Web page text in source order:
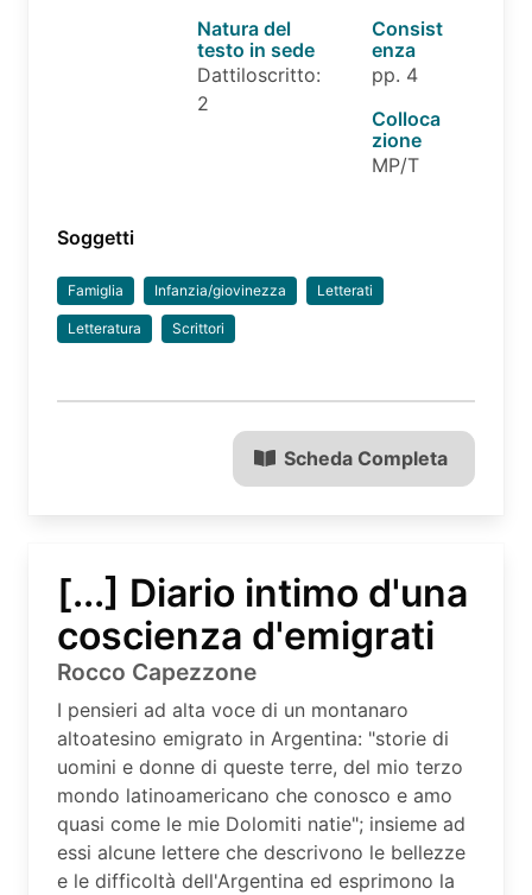
Natura del
testo in sede
Dattiloscritto:
2
Consist
enza
pp. 4
Colloca
zione
MP/T
Soggetti
Famiglia Infanzia/giovinezza Letterati
Letteratura Scrittori
Scheda Completa
[...] Diario intimo d'una
coscienza d'emigrati
Rocco Capezzone
I pensieri ad alta voce di un montanaro
altoatesino emigrato in Argentina: "storie di
uomini e donne di queste terre, del mio terzo
mondo latinoamericano che conosco e amo
quasi come le mie Dolomiti natie"; insieme ad
essi alcune lettere che descrivono le bellezze
e le difficoltà dell'Argentina ed esprimono la